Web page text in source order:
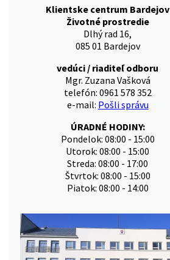
Klientske centrum Bardejov
Životné prostredie
Dlhý rad 16,
085 01 Bardejov
vedúci / riaditeľ odboru
Mgr. Zuzana Vašková
telefón: 0961 578 352
e-mail: Pošli správu
ÚRADNÉ HODINY:
Pondelok: 08:00 - 15:00
Utorok: 08:00 - 15:00
Streda: 08:00 - 17:00
Štvrtok: 08:00 - 15:00
Piatok: 08:00 - 14:00